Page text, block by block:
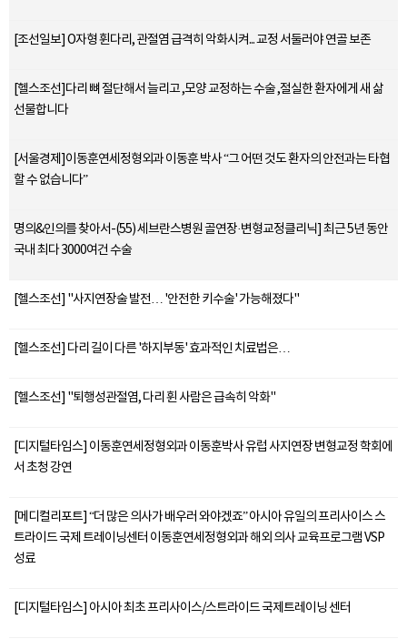
[조선일보] O자형 휜다리, 관절염 급격히 악화시켜... 교정 서둘러야 연골 보존
[헬스조선]다리 뼈 절단해서 늘리고 ,모양 교정하는 수술 ,절실한 환자에게 새 삶
선물합니다
[서울경제]이동훈연세정형외과 이동훈 박사 “그 어떤 것도 환자의 안전과는 타협
할 수 없습니다”
명의&인의를 찾아서-(55) 세브란스병원 골연장·변형교정클리닉] 최근 5년 동안
국내 최다 3000여건 수술
[헬스조선] "사지연장술 발전… '안전한 키수술' 가능해졌다"
[헬스조선] 다리 길이 다른 '하지부동' 효과적인 치료법은…
[헬스조선] "퇴행성관절염, 다리 휜 사람은 급속히 악화"
[디지털타임스] 이동훈연세정형외과 이동훈박사 유럽 사지연장 변형교정 학회에
서 초청 강연
[메디컬리포트] “더 많은 의사가 배우러 와야겠죠” 아시아 유일의 프리사이스 스
트라이드 국제 트레이닝센터 이동훈연세정형외과 해외 의사 교육프로그램 VSP
성료
[디지털타임스] 아시아 최초 프리사이스/스트라이드 국제트레이닝 센터